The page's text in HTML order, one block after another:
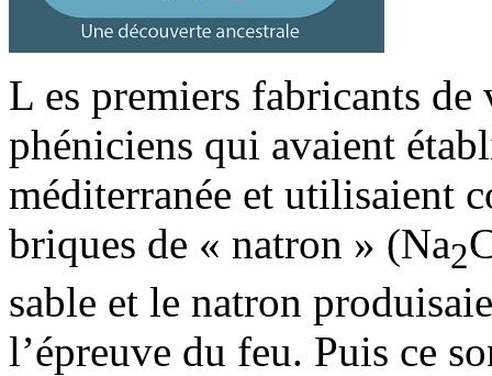
L es premiers fabricants de
phéniciens qui avaient
méditerranée et utilisaient
briques de « natron » (Na2
sable et le natron
l’épreuve du feu. Puis ce